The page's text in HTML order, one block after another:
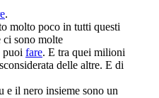
.
molto poco in tutti questi
ci sono molte
puoi fare. E tra quei milioni
delle altre. E di
e il nero insieme sono un